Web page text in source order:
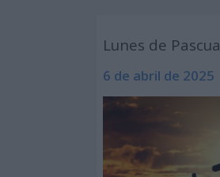
Lunes de Pascua
6 de abril de 2025